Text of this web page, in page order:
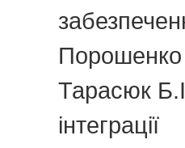
Порошенко
Тарасюк
інтеграції